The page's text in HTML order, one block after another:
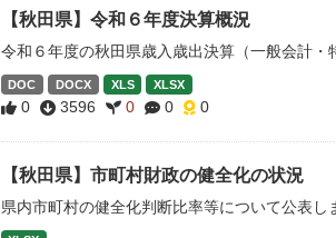
【秋田県】令和６年度決算概況
令和６年度の秋田県歳入歳出決算（一般会計・
DOC DOCX XLS XLSX
0 3596 0 0 0
【秋田県】市町村財政の健全化の状況
県内市町村の健全化判断比率等について公表し